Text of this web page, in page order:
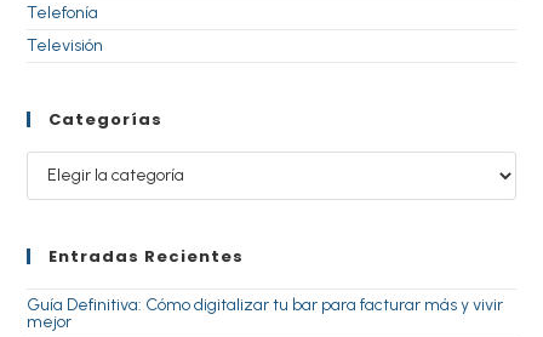
Telefonía
Televisión
Categorías
Entradas Recientes
Guía Definitiva: Cómo digitalizar tu bar para facturar más y vivir
mejor